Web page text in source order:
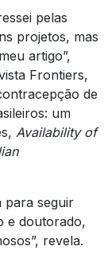
pelas
projetos, mas
artigo”,
Frontiers,
de
um
Availability of
para seguir
e doutorado,
revela.